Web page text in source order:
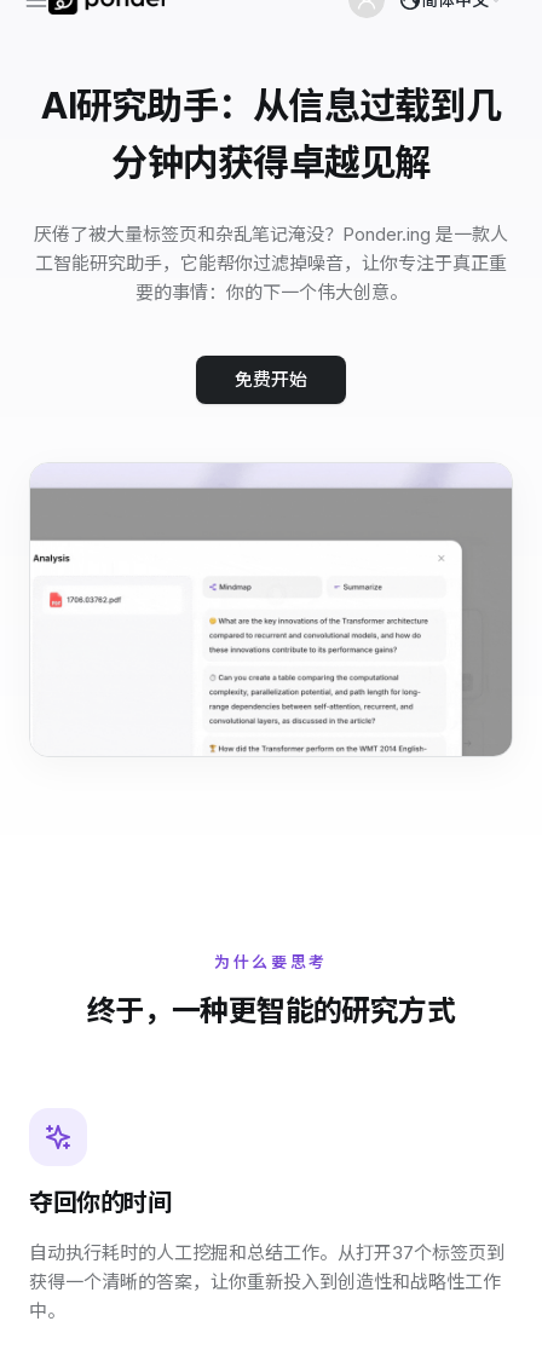
AI研究助手：从信息过载到几
分钟内获得卓越见解
厌倦了被大量标签页和杂乱笔记淹没？Ponder.ing 是一款人
工智能研究助手，它能帮你过滤掉噪音，让你专注于真正重
要的事情：你的下一个伟大创意。
免费开始
为什么要思考
终于，一种更智能的研究方式
夺回你的时间
自动执行耗时的人工挖掘和总结工作。从打开37个标签页到
获得一个清晰的答案，让你重新投入到创造性和战略性工作
中。